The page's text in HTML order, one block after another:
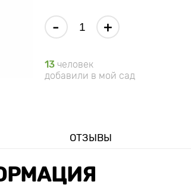
- +
13 человек
добавили в мой сад
ОТЗЫВЫ